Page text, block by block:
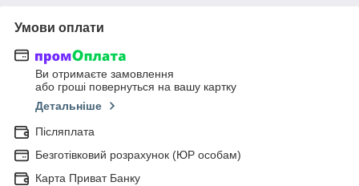
Умови оплати
Ви отримаєте замовлення
або гроші повернуться на вашу картку
Детальніше
Післяплата
Безготівковий розрахунок (ЮР особам)
Карта Приват Банку